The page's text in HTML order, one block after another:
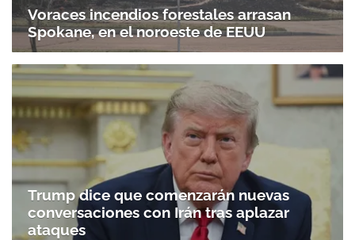
Voraces incendios forestales arrasan
Spokane, en el noroeste de EEUU
Trump dice que comenzarán nuevas
conversaciones con Irán tras aplazar
ataques